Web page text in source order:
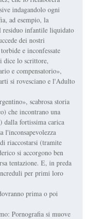
indagandolo ogni
ad esempio, la
residuo infantile liquidato
dei nostri
e inconfessate
dice lo scrittore,
e compensatorio»,
si rovesciano e l'Adulto
scabrosa storia
che incontrano una
dalla fortissima carica
l'inconsapevolezza
riaccostarsi (tramite
si accorgono ben
tentazione. E, in preda
per primi loro
prima o poi
Pornografia si muove